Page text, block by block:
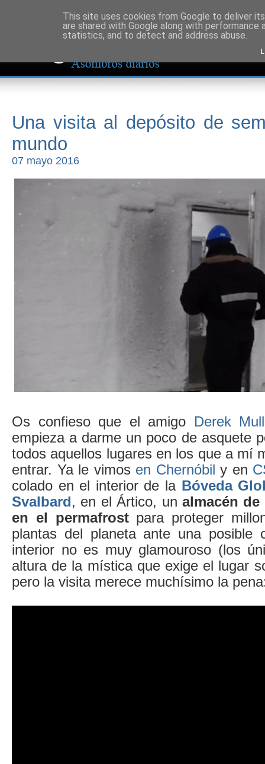
Una visita al depósito de
mundo
07 mayo 2016
Os confieso que el amigo Derek
empieza a darme un poco de asquete
todos aquellos lugares en los que a mí
entrar. Ya le vimos en Chernóbil y en
colado en el interior de la Bóveda
Svalbard, en el Ártico, un almacén
en el permafrost para proteger
plantas del planeta ante una posible
interior no es muy glamouroso (los
altura de la mística que exige el lugar
pero la visita merece muchísimo la
This site uses cookies from Google to deliver
are shared with Google along with
statistics, and to detect and address abuse.